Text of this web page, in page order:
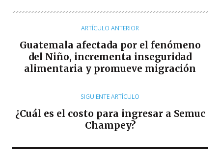
O
ARTÍCULO ANTERIOR
Guatemala afectada por el fenómeno
del Niño, incrementa inseguridad
alimentaria y promueve migración
SIGUIENTE ARTÍCULO
¿Cuál es el costo para ingresar a Semuc
Champey?